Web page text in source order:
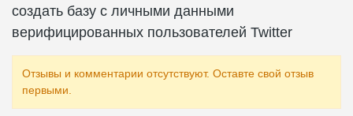
создать базу с личными данными
верифицированных пользователей Twitter
Отзывы и комментарии отсутствуют. Оставте свой отзыв
первыми.